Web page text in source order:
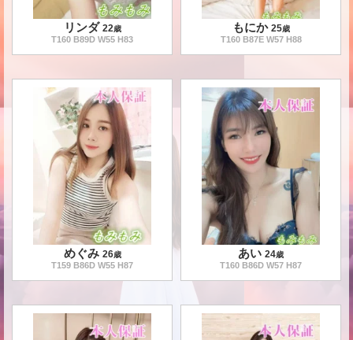
リンダ 22歳
T160 B89D W55 H83
もにか 25歳
T160B87E W57H88
めぐみ 26歳
T159 B86D W55 H87
あい 24歳
T160 B86D W57 H87